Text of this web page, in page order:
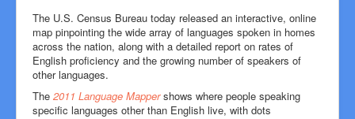
The U.S. Census Bureau today released an interactive, online
map pinpointing the wide array of languages spoken in homes
across the nation, along with a detailed report on rates of
English proficiency and the growing number of speakers of
other languages.
The 2011 Language Mappershows where people speaking
specific languages other than English live, with dots